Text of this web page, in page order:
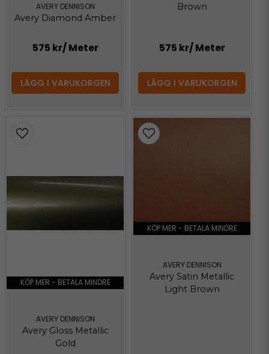
AVERY DENNISON
Avery Diamond Amber
575 kr/ Meter
LÄGG I VARUKORGEN
Brown
575 kr/ Meter
LÄGG I VARUKORGEN
KÖP MER - BETALA MINDRE
AVERY DENNISON
Avery Gloss Metallic
Gold
KÖP MER - BETALA MINDRE
AVERY DENNISON
Avery Satin Metallic
Light Brown